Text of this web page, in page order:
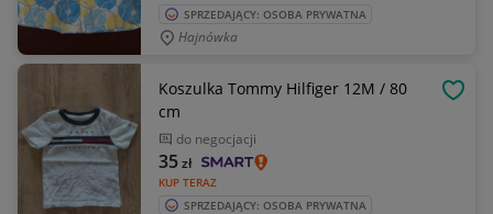
SPRZEDAJĄCY: OSOBA PRYWATNA
Hajnówka
Koszulka Tommy Hilfiger 12M / 80
cm
do negocjacji
KUP TERAZ
35zł
SPRZEDAJĄCY: OSOBA PRYWATNA